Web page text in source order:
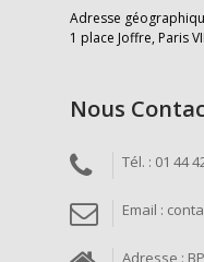
Adresse
1 place Joffre, Paris VII
Nous
Tél. : 01 44
Email :
Adresse :